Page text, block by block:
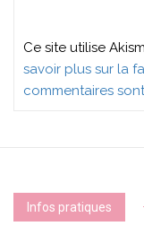
Ce site utilise
savoir plus sur la
commentaires
Infos pratiques